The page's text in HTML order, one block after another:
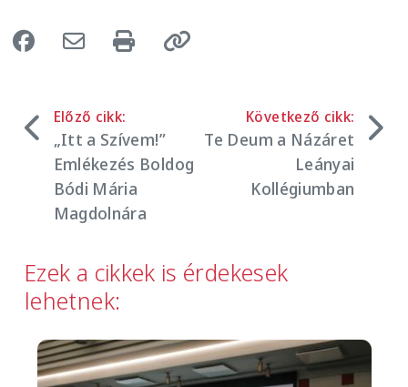
Előző cikk:
„Itt a Szívem!”
Emlékezés Boldog
Bódi Mária
Magdolnára
Következő cikk:
Te Deum a Názáret
Leányai
Kollégiumban
Ezek a cikkek is érdekesek
lehetnek:
Image